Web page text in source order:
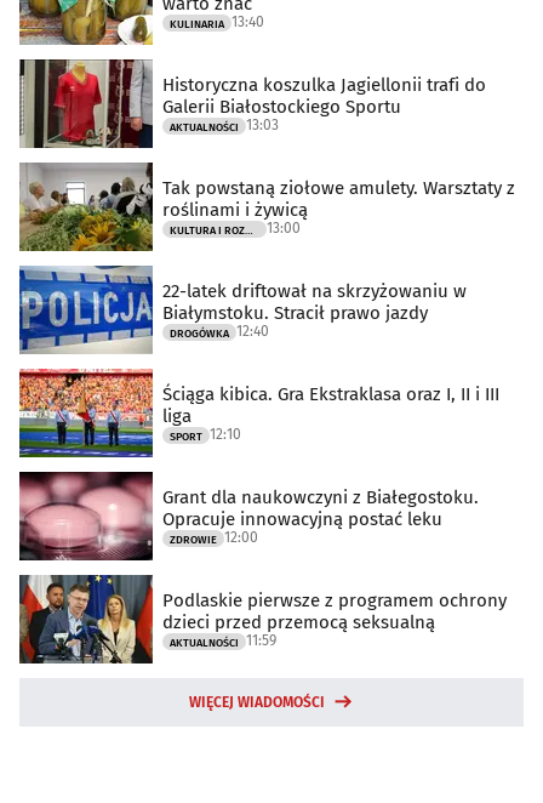
KULINARIA 13:40
Historyczna koszulka Jagiellonii trafi do
Galerii Białostockiego Sportu
AKTUALNOŚCI 13:03
Tak powstaną ziołowe amulety. Warsztaty z
roślinami i żywicą
13:00
22-latek driftował na skrzyżowaniu w
Białymstoku. Stracił prawo jazdy
DROGÓWKA 12:40
Ściąga kibica. Gra Ekstraklasa oraz I, II i III
liga
SPORT 12:10
Grant dla naukowczyni z Białegostoku.
Opracuje innowacyjną postać leku
ZDROWIE 12:00
Podlaskie pierwsze z programem ochrony
dzieci przed przemocą seksualną
AKTUALNOŚCI 11:59
WIĘCEJ WIADOMOŚCI